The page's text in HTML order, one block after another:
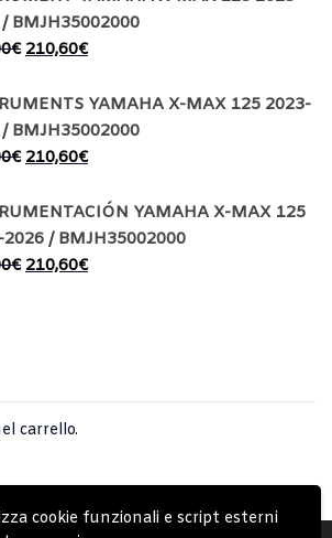
cookie funzionali e script esterni
BMJH35002000
€ 210,60€
YAMAHA X-MAX 125 2023-
BMJH35002000
€ 210,60€
YAMAHA X-MAX 125
2026 / BMJH35002000
€ 210,60€
carrello.